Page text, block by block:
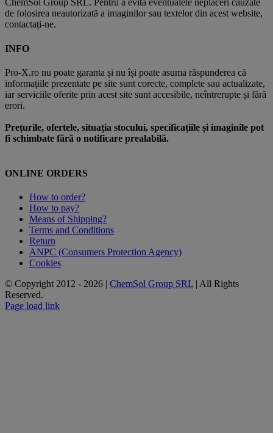
ChemSol Group SRL. Pentru a evita eventualele neplăceri cauzate
de folosirea neautorizată a imaginilor sau textelor din acest website,
contactați-ne.
INFO
Pro-X.ro nu poate garanta și nu își poate asuma răspunderea că
informațiile prezentate pe site sunt corecte, complete sau actualizate,
iar serviciile oferite prin acest site sunt accesibile, neîntrerupte și fără
erori.
Prețurile, ofertele, situația stocului, specificațiile și imaginile pot
fi schimbate fără o notificare prealabilă.
ONLINE ORDERS
How to order?
How to pay?
Means of Shipping?
Terms and Conditions
Return
ANPC (Consumers Protection Agency)
Cookies
© Copyright 2012 - 2026 | ChemSol Group SRL | All Rights
Reserved.
Page load link